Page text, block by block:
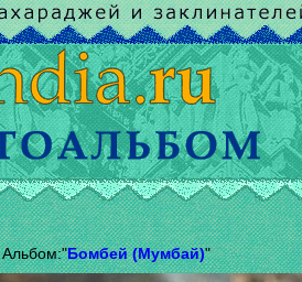
Альбом:"Бомбей (Мумбай)"